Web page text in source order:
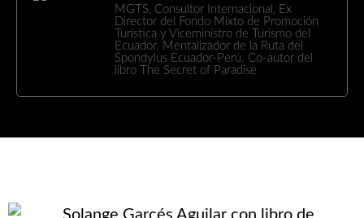
MGTS, Consultor Internacional, Ex
Director del Fondo Mixto de Promoción
Turística y Viceministro de Turismo del
Ecuador. Mentalizador de la Ruta del
Spondylus Ecuador-Perú. Co-autor del
libro The Secret of Paradise